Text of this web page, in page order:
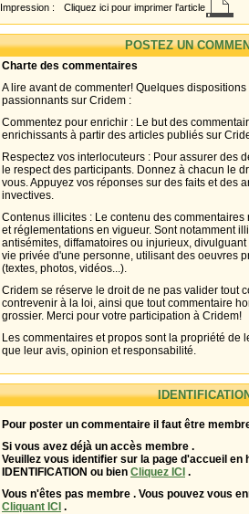
Impression : Cliquez ici pour imprimer l'article
POSTEZ UN
Charte des commentaires
A lire avant de commenter! Quelques
passionnants sur Cridem :
Commentez pour enrichir : Le but des
enrichissants à partir des articles publiés sur
Respectez vos interlocuteurs : Pour assurer des
le respect des participants. Donnez à chacun le
vous. Appuyez vos réponses sur des faits et des
invectives.
Contenus illicites : Le contenu des
et réglementations en vigueur. Sont notamment
antisémites, diffamatoires ou injurieux,
vie privée d'une personne, utilisant des oeuvres
(textes, photos, vidéos...).
Cridem se réserve le droit de ne pas valider tout
contrevenir à la loi, ainsi que tout commentaire
grossier. Merci pour votre participation à Cridem!
Les commentaires et propos sont la propriété de
que leur avis, opinion et responsabilité.
Pour poster un commentaire il faut être
Si vous avez déjà un accès membre .
Veuillez vous identifier sur la page d'accueil en
IDENTIFICATION ou bien Cliquez ICI .
Vous n'êtes pas membre . Vous pouvez vous
Cliquant ICI .